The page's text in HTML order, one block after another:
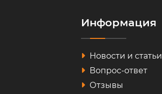
Информация
Новости и статьи
Вопрос-ответ
Отзывы